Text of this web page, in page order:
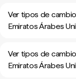
Ver tipos de
Emiratos Árabes
Ver tipos de
Emiratos Árabes